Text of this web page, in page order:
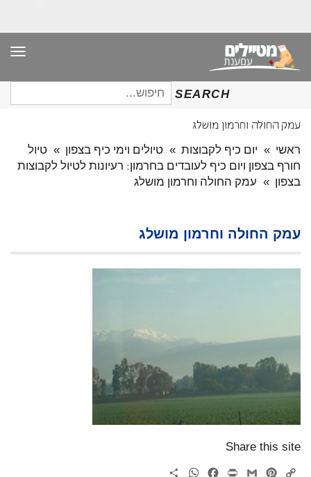
SEARCH
חיפוש
עבור:
עמק החולה וחרמון מושלג
ראשי » יום כיף לקבוצות » טיולים וימי כיף בצפון » טיול
חורף בצפון ויום כיף לעובדים בחרמון: רעיונות לטיול לקבוצות
בצפון » עמק החולה וחרמון מושלג
עמק החולה וחרמון מושלג
Share this site
Copy
Pinterest
Gmail
Print
Facebook
WhatsApp